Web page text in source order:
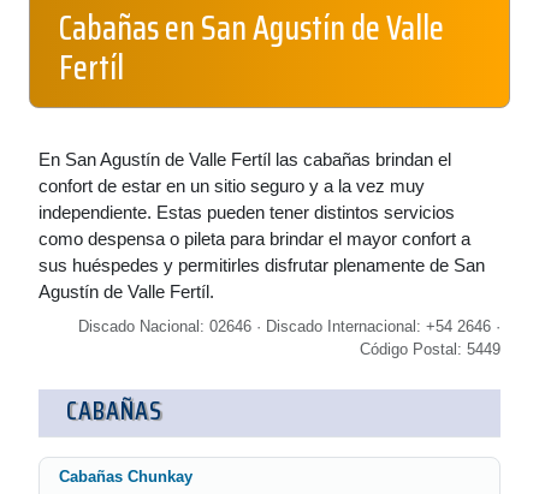
Cabañas en San Agustín de Valle
Fertíl
En San Agustín de Valle Fertíl las cabañas brindan el
confort de estar en un sitio seguro y a la vez muy
independiente. Estas pueden tener distintos servicios
como despensa o pileta para brindar el mayor confort a
sus huéspedes y permitirles disfrutar plenamente de San
Agustín de Valle Fertíl.
Discado Nacional: 02646 · Discado Internacional: +54 2646 ·
Código Postal: 5449
CABAÑAS
Cabañas Chunkay